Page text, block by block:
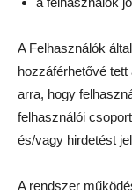
A Felhasználók
hozzáférhetővé
arra, hogy
felhasználói
és/vagy hirdetést
A rendszer